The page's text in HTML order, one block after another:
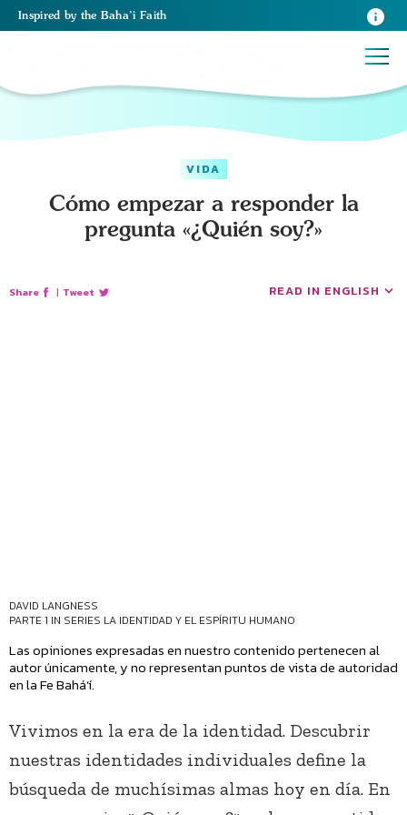
Inspired by the Baha’i Faith
VIDA
Cómo empezar a responder la
pregunta «¿Quién soy?»
Share | Tweet READ IN ENGLISH
DAVID LANGNESS
PARTE 1 IN SERIES LA IDENTIDAD Y EL ESPÍRITU HUMANO
Las opiniones expresadas en nuestro contenido pertenecen al
autor únicamente, y no representan puntos de vista de autoridad
en la Fe Bahá’í.
Vivimos en la era de la identidad. Descubrir
nuestras identidades individuales define la
búsqueda de muchísimas almas hoy en día. En